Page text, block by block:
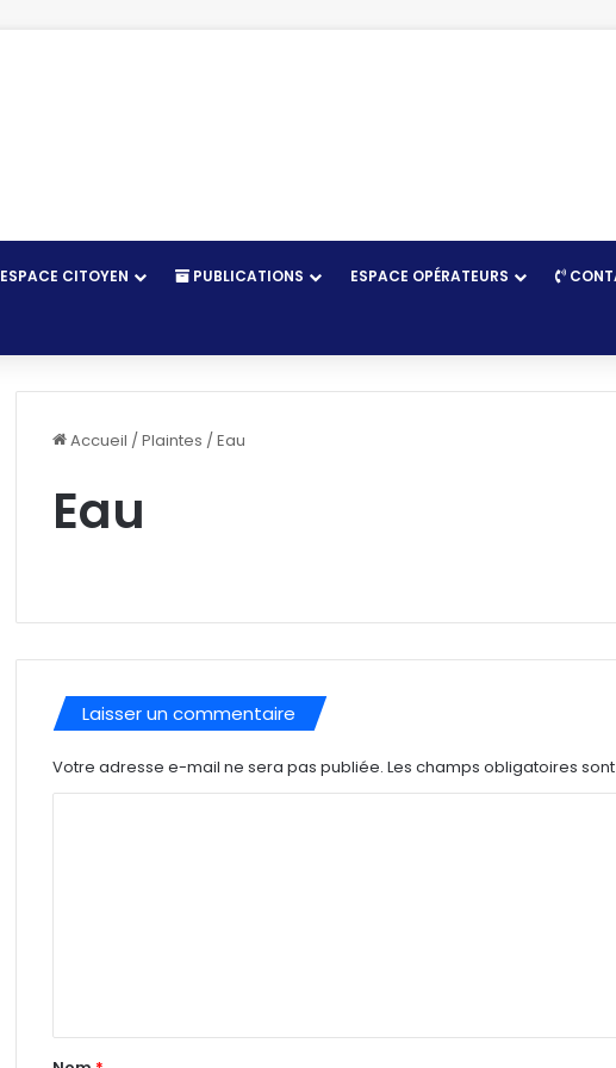
ESPACE CITOYEN PUBLICATIONS ESPACE OPÉRATEURS
Accueil /Plaintes /Eau
Eau
Laisser un commentaire
Votre adresse e-mail ne sera pas publiée. Les champs obligatoires
a